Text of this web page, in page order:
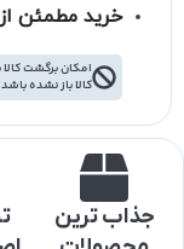
خرید مطمئن
امکان برگشت
کالا باز نشده باشد.
جذاب ترین